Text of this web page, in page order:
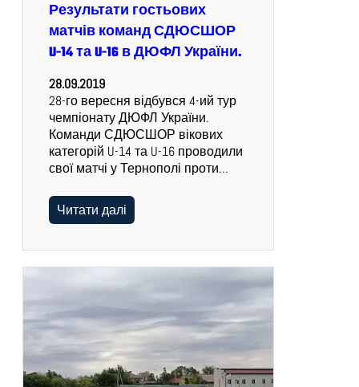
Результати гостьових
матчів команд СДЮСШОР
U-14 та U-16 в ДЮФЛ України.
28.09.2019
28-го вересня відбувся 4-ий тур
чемпіонату ДЮФЛ України.
Команди СДЮСШОР вікових
категорій U-14 та U-16 проводили
свої матчі у Тернополі проти…
Читати далі